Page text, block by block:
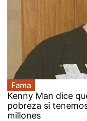
Fama
Kenny Man dice
pobreza si
millones